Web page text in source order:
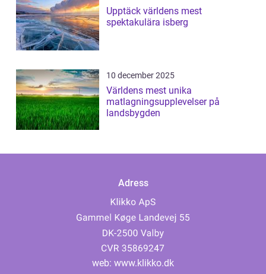
Upptäck världens mest
spektakulära isberg
10 december 2025
Världens mest unika
matlagningsupplevelser på
landsbygden
Adress
web: www.klikko.dk